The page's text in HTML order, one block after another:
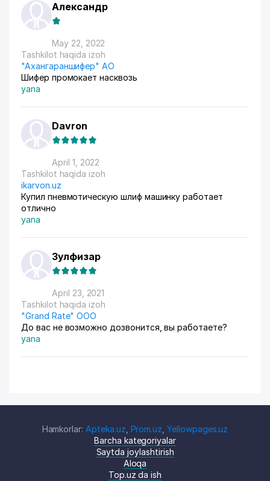
Александр
May 22, 2022
Tashkilot haqida izoh
"Ахангараншифер" АО
Шифер промокает насквозь
yana
Davron
April 1, 2022
Tashkilot haqida izoh
ikarvon.uz
Купил пневмотическую шлиф машинку работает
отлично
yana
Зулфизар
April 23, 2021
Tashkilot haqida izoh
"Grand Rate" ООО
До вас не возможно дозвонится, вы работаете?
yana
Hamkorlar: Apteka.uz Prom.uz ,Yellowpages.uz
Barcha kategoriyalar
Saytda joylashtirish
Aloqa
Top.uz da ish